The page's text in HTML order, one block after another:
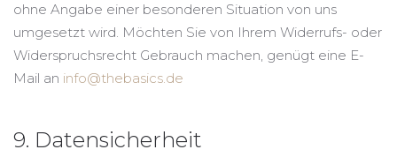
ohne Angabe einer besonderen Situation von uns
umgesetzt wird. Möchten Sie von Ihrem Widerrufs- oder
Widerspruchsrecht Gebrauch machen, genügt eine E-
Mail an info@thebasics.de
9. Datensicherheit